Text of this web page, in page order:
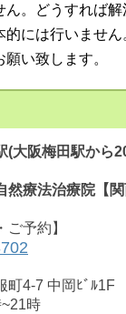
ん。どうすれば解
的には行いませ
い致します。
(大阪梅田駅から
然療法治療院【
ご予約】
町4-7 中岡ﾋﾞﾙ1F
~21時